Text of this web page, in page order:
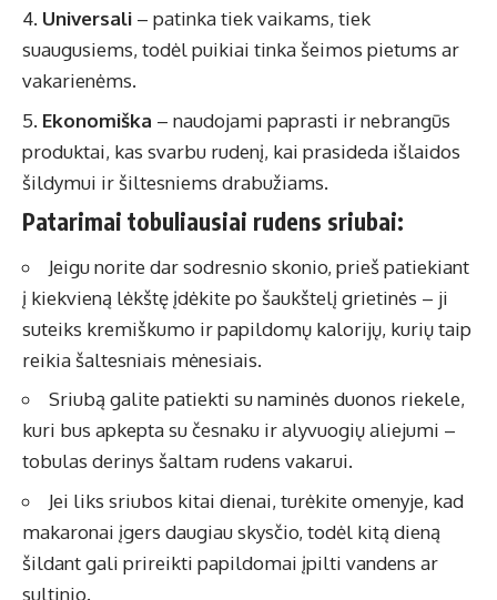
Universali – patinka tiek vaikams, tiek
suaugusiems, todėl puikiai tinka šeimos pietums ar
vakarienėms.
Ekonomiška – naudojami paprasti ir nebrangūs
produktai, kas svarbu rudenį, kai prasideda išlaidos
šildymui ir šiltesniems drabužiams.
Patarimai tobuliausiai rudens sriubai:
Jeigu norite dar sodresnio skonio, prieš patiekiant
į kiekvieną lėkštę įdėkite po šaukštelį grietinės – ji
suteiks kremiškumo ir papildomų kalorijų, kurių taip
reikia šaltesniais mėnesiais.
Sriubą galite patiekti su naminės duonos riekele,
kuri bus apkepta su česnaku ir alyvuogių aliejumi –
tobulas derinys šaltam rudens vakarui.
Jei liks sriubos kitai dienai, turėkite omenyje, kad
makaronai įgers daugiau skysčio, todėl kitą dieną
šildant gali prireikti papildomai įpilti vandens ar
sultinio.